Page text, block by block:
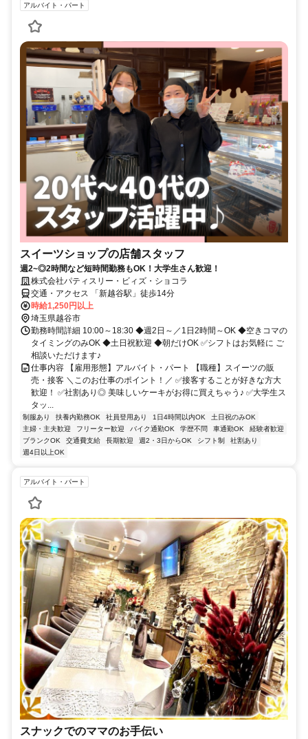
アルバイト・パート
スイーツショップの店舗スタッフ
週2~◎2時間など短時間勤務もOK！大学生さん歓迎！
株式会社パティスリー・ビィズ・ショコラ
交通・アクセス 「新越谷駅」徒歩14分
時給1,250円以上
埼玉県越谷市
勤務時間詳細 10:00～18:30 ◆週2日～／1日2時間～OK ◆空きコマの
タイミングのみOK ◆土日祝歓迎 ◆朝だけOK ✅シフトはお気軽に ご
相談いただけます♪
仕事内容 【雇用形態】アルバイト・パート 【職種】スイーツの販
売・接客 ＼このお仕事のポイント！／ ✅接客することが好きな方大
歓迎！ ✅社割あり◎ 美味しいケーキがお得に買えちゃう♪ ✅大学生ス
タッ...
制服あり 扶養内勤務OK 社員登用あり 1日4時間以内OK
土日祝のみOK
主婦・主夫歓迎
フリーター歓迎 バイク通勤OK 学歴不問 車通勤OK
経験者歓迎
ブランクOK
交通費支給 長期歓迎 週2・3日からOK シフト制
社割あり
週4日以上OK
アルバイト・パート
スナックでのママのお手伝い